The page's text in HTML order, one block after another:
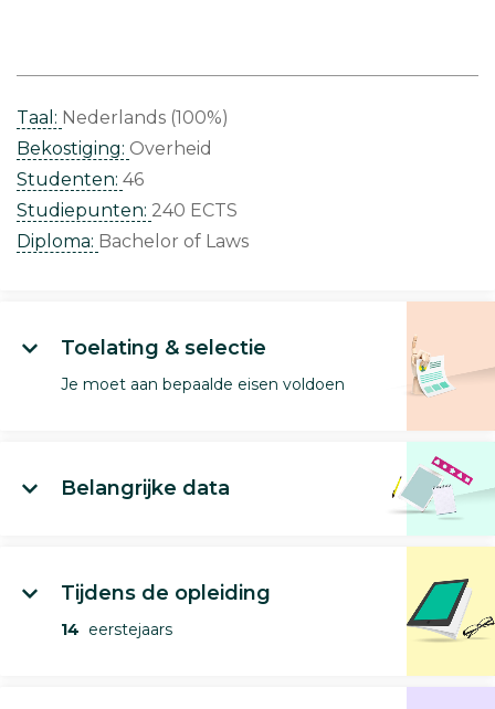
Taal: Nederlands (100%)
Bekostiging: Overheid
Studenten: 46
Studiepunten: 240 ECTS
Diploma: Bachelor of Laws
Toelating & selectie
Je moet aan bepaalde eisen voldoen
Belangrijke data
Tijdens de opleiding
14 eerstejaars